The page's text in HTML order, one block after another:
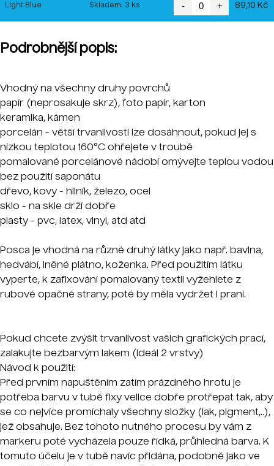
Light Blue Skladem: 3 ks - + 89,10 Kč
Podrobnější popis:
Vhodný na všechny druhy povrchů
papír (neprosakuje skrz), foto papír, karton
keramika, kámen
porcelán - větší trvanlivosti lze dosáhnout, pokud jej s
nízkou teplotou 160°C ohřejete v troubě
pomalované porcelánové nádobí omývejte teplou vodou
bez použití saponátu
dřevo, kovy - hliník, železo, ocel
sklo - na skle drží dobře
plasty - pvc, latex, vinyl, atd atd
Posca je vhodná na různé druhý látky jako např. bavlna,
hedvábí, lněné plátno, koženka. Před použitím látku
vyperte, k zafixování pomalovaný textil vyžehlete z
rubové opačné strany, poté by měla vydržet i praní.
Pokud chcete zvýšit trvanlivost vašich grafických prací,
zalakujte bezbarvým lakem (ideál 2 vrstvy)
Návod k použití:
Před prvním napuštěním zatím prázdného hrotu je
potřeba barvu v tubě fixy velice dobře protřepat tak, aby
se co nejvíce promíchaly všechny složky (lak, pigment,..),
jež obsahuje. Bez tohoto nutného procesu by vám z
markeru poté vycházela pouze řídká, průhledná barva. K
tomuto účelu je v tubě navíc přidána, podobně jako ve